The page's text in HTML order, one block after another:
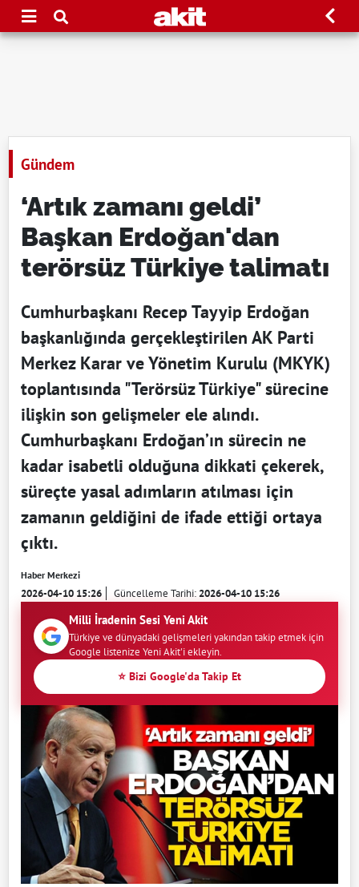
Gündem
‘Artık zamanı geldi’
Başkan Erdoğan'dan
terörsüz Türkiye talimatı
Cumhurbaşkanı Recep Tayyip Erdoğan
başkanlığında gerçekleştirilen AK Parti
Merkez Karar ve Yönetim Kurulu (MKYK)
toplantısında "Terörsüz Türkiye" sürecine
ilişkin son gelişmeler ele alındı.
Cumhurbaşkanı Erdoğan’ın sürecin ne
kadar isabetli olduğuna dikkati çekerek,
süreçte yasal adımların atılması için
zamanın geldiğini de ifade ettiği ortaya
çıktı.
Haber Merkezi
2026-04-10 15:26 Güncelleme Tarihi:2026-04-10 15:26
Milli İradenin Sesi Yeni Akit
Türkiye ve dünyadaki gelişmeleri yakından takip etmek için
Google listenize Yeni Akit'i ekleyin.
⭐ Bizi Google'da Takip Et